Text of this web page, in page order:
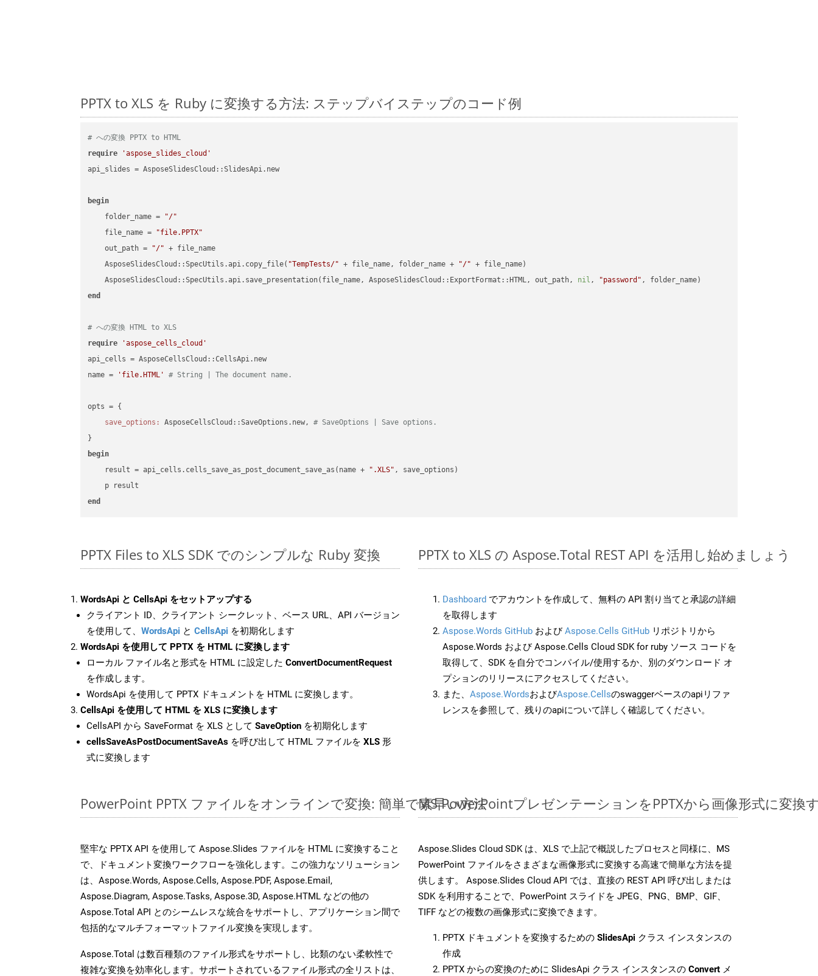
PPTX to XLS を Ruby に変換する方法: ステップバイステップのコード例
# への変換 PPTX to HTML
require
'aspose_slides_cloud'
api_slides = AsposeSlidesCloud::SlidesApi.new
begin
    folder_name =
"/"
    file_name =
"file.PPTX"
    out_path =
"/" + file_name
    AsposeSlidesCloud::SpecUtils.api.copy_file(
"TempTests/" + file_name, folder_name + "/" + file_name)
    AsposeSlidesCloud::SpecUtils.api.save_presentation(file_name, AsposeSlidesCloud::ExportFormat::HTML, out_path,
nil , "password"
end
# への変換 HTML to XLS
require
'aspose_cells_cloud'
api_cells = AsposeCellsCloud::CellsApi.new
name =
'file.HTML' # String | The document name.
opts = {
save_options:
AsposeCellsCloud::SaveOptions.new, # SaveOptions | Save options.
begin
    result = api_cells.cells_save_as_post_document_save_as(name +
".XLS" , save_options)
end
PPTX Files to XLS SDK でのシンプルな Ruby 変換
WordsApi と CellsApi をセットアップする
クライアント ID、クライアント シークレット、ベース URL、API バージョン
を使用して、 WordsApi と CellsApi を初期化します
WordsApi を使用して PPTX を HTML に変換します
ローカル ファイル名と形式を HTML に設定した ConvertDocumentRequest
を作成します。
WordsApi を使用して PPTX ドキュメントを HTML に変換します。
CellsApi を使用して HTML を XLS に変換します
CellsAPI から SaveFormat を XLS として SaveOption を初期化します
cellsSaveAsPostDocumentSaveAs を呼び出して HTML ファイルを XLS 形
式に変換します
PPTX to XLS の Aspose.Total REST API を活用し始めましょう
Dashboard でアカウントを作成して、無料の API 割り当てと承認の詳細
を取得します
Aspose.Words GitHub およびAspose.Cells GitHub リポジトリから
Aspose.Words および Aspose.Cells Cloud SDK for ruby ソース コードを
取得して、SDK を自分でコンパイル/使用するか、別のダウンロード オ
プションのリリースにアクセスしてください。
また、 Aspose.WordsおよびAspose.Cellsのswaggerベースのapiリファ
レンスを参照して、残りのapiについて詳しく確認してください。
PowerPoint PPTX ファイルをオンラインで変換: 簡単で素早い方法
堅牢な PPTX API を使用して Aspose.Slides ファイルを HTML に変換すること
で、ドキュメント変換ワークフローを強化します。この強力なソリューション
は、Aspose.Words, Aspose.Cells, Aspose.PDF, Aspose.Email,
Aspose.Diagram, Aspose.Tasks, Aspose.3D, Aspose.HTML などの他の
Aspose.Total API とのシームレスな統合をサポートし、アプリケーション間で
包括的なマルチフォーマットファイル変換を実現します。
Aspose.Total は数百種類のファイル形式をサポートし、比類のない柔軟性で
複雑な変換を効率化します。サポートされているファイル形式の全リストは、
MS PowerPointプレゼンテーションをPPTXから画像形式に変換
Aspose.Slides Cloud SDK は、XLS で上記で概説したプロセスと同様に、MS
PowerPoint ファイルをさまざまな画像形式に変換する高速で簡単な方法を提
供します。 Aspose.Slides Cloud API では、直接の REST API 呼び出しまたは
SDK を利用することで、PowerPoint スライドを JPEG、PNG、BMP、GIF、
TIFF などの複数の画像形式に変換できます。
PPTX ドキュメントを変換するための SlidesApi クラス インスタンスの
作成
PPTX からの変換のために SlidesApi クラス インスタンスの Convert メ